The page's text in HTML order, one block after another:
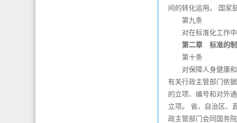
间的转化运用。 国家
第九条
对在标准化工作中
第二章 标准的制
第十条
对保障人身健康和
有关行政主管部门依
的立项、编号和对外
立项。 省、自治区、
政主管部门会同国务